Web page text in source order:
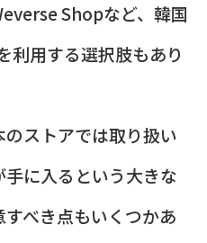
Shopなど、韓国
利用する選択肢もあり
ストアでは取り扱い
に入るという大きな
べき点もいくつかあ